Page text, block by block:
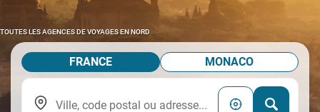
TOUTES LES AGENCES DE VOYAGES EN NORD
FRANCE MONACO